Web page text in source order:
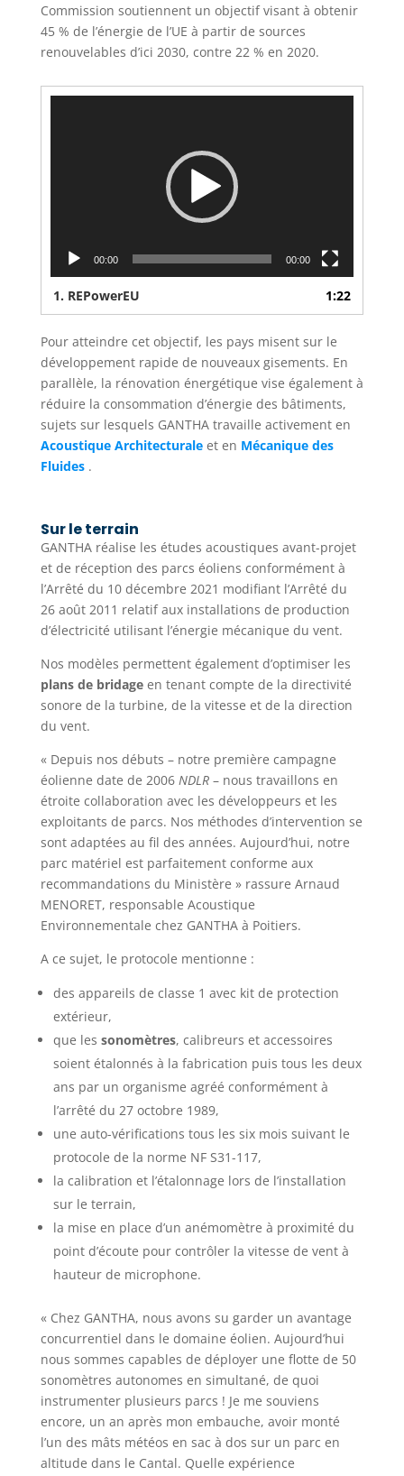
Commission soutiennent un objectif visant à obtenir
45 % de l’énergie de l’UE à partir de sources
renouvelables d’ici 2030, contre 22 % en 2020.
00:00 00:00
1. REPowerEU 1:22
Pour atteindre cet objectif, les pays misent sur le
développement rapide de nouveaux gisements. En
parallèle, la rénovation énergétique vise également à
réduire la consommation d’énergie des bâtiments,
sujets sur lesquels GANTHA travaille activement en
Acoustique Architecturaleet en Mécanique des
Fluides.
Sur le terrain
GANTHA réalise les études acoustiques avant-projet
et de réception des parcs éoliens conformément à
l’Arrêté du 10 décembre 2021 modifiant l’Arrêté du
26 août 2011 relatif aux installations de production
d’électricité utilisant l’énergie mécanique du vent.
Nos modèles permettent également d’optimiser les
plans de bridageen tenant compte de la directivité
sonore de la turbine, de la vitesse et de la direction
du vent.
« Depuis nos débuts – notre première campagne
éolienne date de 2006 NDLR– nous travaillons en
étroite collaboration avec les développeurs et les
exploitants de parcs. Nos méthodes d’intervention se
sont adaptées au fil des années. Aujourd’hui, notre
parc matériel est parfaitement conforme aux
recommandations du Ministère » rassure Arnaud
MENORET, responsable Acoustique
Environnementale chez GANTHA à Poitiers.
A ce sujet, le protocole mentionne :
des appareils de classe 1 avec kit de protection
extérieur,
que les sonomètres, calibreurs et accessoires
soient étalonnés à la fabrication puis tous les deux
ans par un organisme agréé conformément à
l’arrêté du 27 octobre 1989,
une auto-vérifications tous les six mois suivant le
protocole de la norme NF S31-117,
la calibration et l’étalonnage lors de l’installation
sur le terrain,
la mise en place d’un anémomètre à proximité du
point d’écoute pour contrôler la vitesse de vent à
hauteur de microphone.
« Chez GANTHA, nous avons su garder un avantage
concurrentiel dans le domaine éolien. Aujourd’hui
nous sommes capables de déployer une flotte de 50
sonomètres autonomes en simultané, de quoi
instrumenter plusieurs parcs ! Je me souviens
encore, un an après mon embauche, avoir monté
l’un des mâts météos en sac à dos sur un parc en
altitude dans le Cantal. Quelle expérience